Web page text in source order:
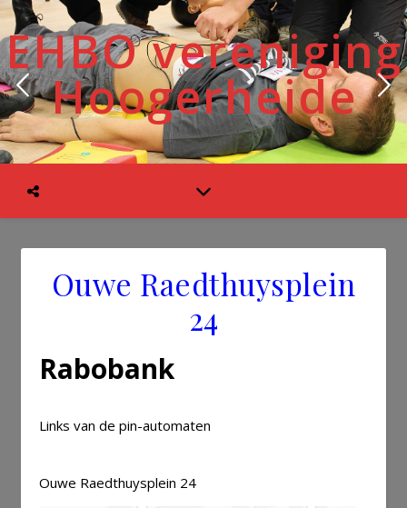
EHBO vereniging
Hoogerheide
Ouwe Raedthuysplein
24
Rabobank
Links van de pin-automaten
Ouwe Raedthuysplein 24